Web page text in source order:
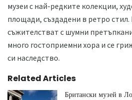
музеи с най-редките колекции,
площади, създадени в ретро
съжителстват с шумни
много гостоприемни хора и се
си наследство.
Related Articles
Британски музей в